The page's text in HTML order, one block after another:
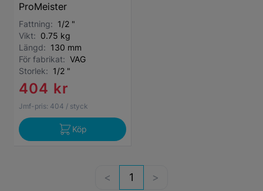
ProMeister
Fattning: 1/2 "
Vikt: 0.75 kg
Längd: 130 mm
För fabrikat: VAG
Storlek: 1/2 "
404 kr
Jmf-pris: 404 / styck
Köp
1